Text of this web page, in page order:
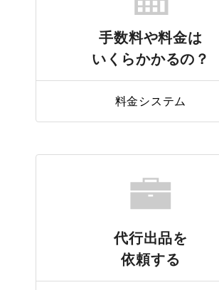
手数料や料金は
いくらかかるの？
料金システム
代行出品を
依頼する